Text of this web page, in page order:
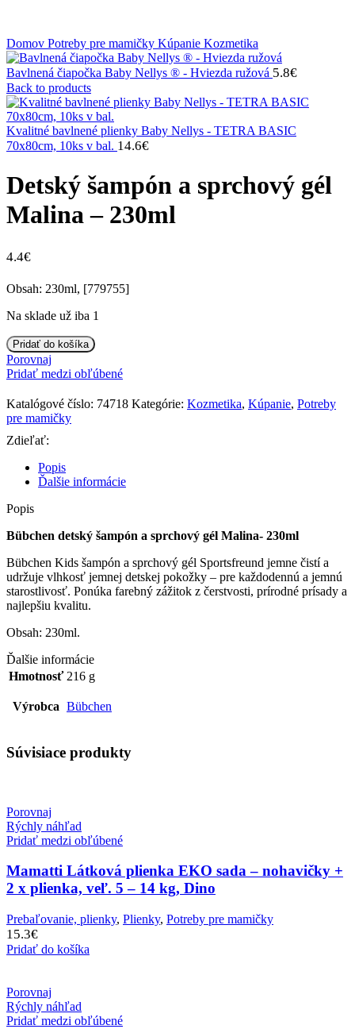
Domov Potreby pre mamičky Kúpanie Kozmetika
Bavlnená čiapočka Baby Nellys ® - Hviezda ružová 5.8€
Back to products
Kvalitné bavlnené plienky Baby Nellys - TETRA BASIC
70x80cm, 10ks v bal. 14.6€
Detský šampón a sprchový gél
Malina – 230ml
4.4€
Obsah: 230ml, [779755]
Na sklade už iba 1
množstvo
Detský
šampón
sprchový
gél
Malina
-
Pridať do košíka
Porovnaj
Pridať medzi obľúbené
Katalógové číslo: 74718 Kategórie: Kozmetika, Kúpanie, Potreby
pre mamičky
Zdieľať:
Popis
Ďalšie informácie
Popis
Bübchen detský šampón a sprchový gél Malina- 230ml
Bübchen Kids šampón a sprchový gél Sportsfreund jemne čistí a
udržuje vlhkosť jemnej detskej pokožky – pre každodennú a jemnú
starostlivosť. Ponúka farebný zážitok z čerstvosti, prírodné prísady a
najlepšiu kvalitu.
Obsah: 230ml.
Ďalšie informácie
Hmotnosť 216 g
Výrobca Bübchen
Súvisiace produkty
Porovnaj
Rýchly náhľad
Pridať medzi obľúbené
Mamatti Látková plienka EKO sada – nohavičky +
2 x plienka, veľ. 5 – 14 kg, Dino
Prebaľovanie, plienky, Plienky, Potreby pre mamičky
15.3€
Pridať do košíka
Porovnaj
Rýchly náhľad
Pridať medzi obľúbené